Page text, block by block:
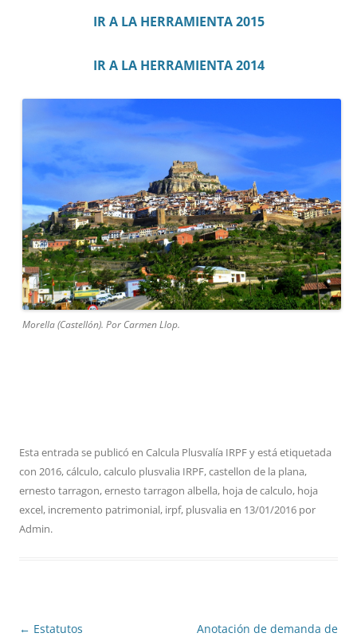
IR A LA HERRAMIENTA 2015
IR A LA HERRAMIENTA 2014
Morella (Castellón). Por Carmen Llop.
Esta entrada se publicó en Calcula Plusvalía IRPFy está etiquetada
con 2016,cálculo,calculo plusvalia IRPF,castellon de la plana,
ernesto tarragon,ernesto tarragon albella, hoja de calculo, hoja
excel, incremento patrimonial, irpf, plusvalia en 13/01/2016 por
Admin.
Navegación
← Estatutos
Anotación de demanda de